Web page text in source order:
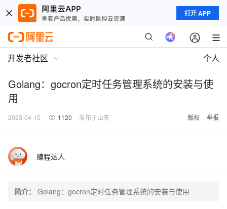
打开 APP
开发者社区 个人
Golang：gocron定时任务管理系统的安装与使
用
2023-04-15 1120 发布于山东 版权 举报
编程达人
简介： Golang：gocron定时任务管理系统的安装与使用